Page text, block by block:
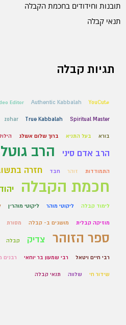
תובנות וחידודים בחכמת הקבלה
תנאי קבלה
תגיות קבלה
#YouCut
Authentic Kabbalah
Editor
Spiritual Master
True Kabbalah
zohar
בורא בעל התניא ברוך שלום אשלג
הרב אדם סיני הרב
התמודדות זוהר חבד חזרה
חכמת הקבלה
לימוד קבלה ליקוטי מוהר ליקוטי מוהר״ן
מוזיקה קבלית מושגים ב- קבלה מסורת
ספר הזוהר צדיק קבלה
רבי חיים ויטאל רבי שמעון בר יוחאי
שידור חי שלווה תנאי קבלה